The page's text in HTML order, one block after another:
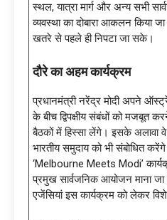
स्थल, यात्रा मार्ग और अन्य सभी
व्यवस्था का दोबारा आकलन किया जा
खतरे से पहले ही निपटा जा सके।
दौरे का अहम कार्यक्रम
प्रधानमंत्री नरेंद्र मोदी अपने
के बीच द्विपक्षीय संबंधों को मजबूत
बैठकों में हिस्सा लेंगे। इसके अलावा
भारतीय समुदाय को भी संबोधित
‘Melbourne Meets Modi’
प्रमुख सार्वजनिक आयोजन माना जा
एजेंसियां इस कार्यक्रम को लेकर